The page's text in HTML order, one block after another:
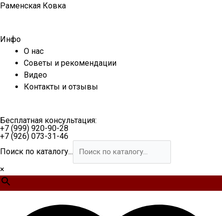
Перейти
Раменская Ковка
Инфо
О нас
Советы и рекомендации
Видео
Контакты и отзывы
Бесплатная консультация:
+7 (999) 920-90-28
+7 (926) 073-31-46
Поиск по каталогу...
×